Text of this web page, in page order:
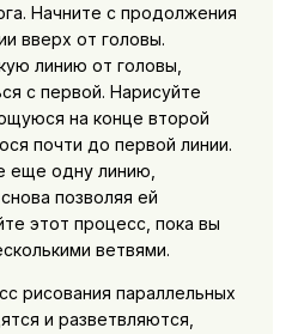
Начните с продолжения
вверх от головы.
линию от головы,
с первой. Нарисуйте
на конце второй
почти до первой линии.
еще одну линию,
позволяя ей
этот процесс, пока вы
ветвями.
рисования параллельных
и разветвляются,